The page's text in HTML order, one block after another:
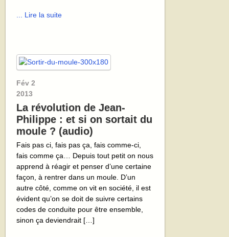
... Lire la suite
Fév 2
2013
La révolution de Jean-
Philippe : et si on sortait du
moule ? (audio)
Fais pas ci, fais pas ça, fais comme-ci,
fais comme ça… Depuis tout petit on nous
apprend à réagir et penser d’une certaine
façon, à rentrer dans un moule. D’un
autre côté, comme on vit en société, il est
évident qu’on se doit de suivre certains
codes de conduite pour être ensemble,
sinon ça deviendrait […]